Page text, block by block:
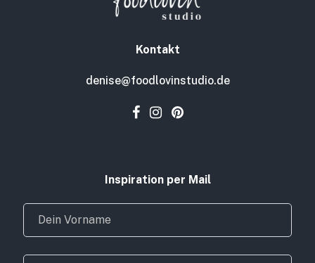
Kontakt
denise@foodlovinstudio.de
Inspiration per Mail